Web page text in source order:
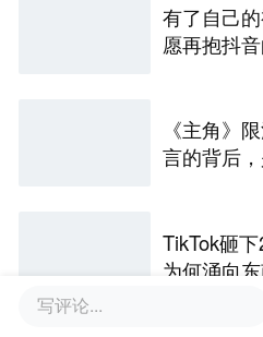
有了自己
愿再抱抖
《主角》
言的背后
TikTok砸
为何涌向
写评论...